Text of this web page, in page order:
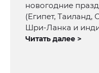
новогодние
(Египет,
Шри-Ланка и
Читать далее >